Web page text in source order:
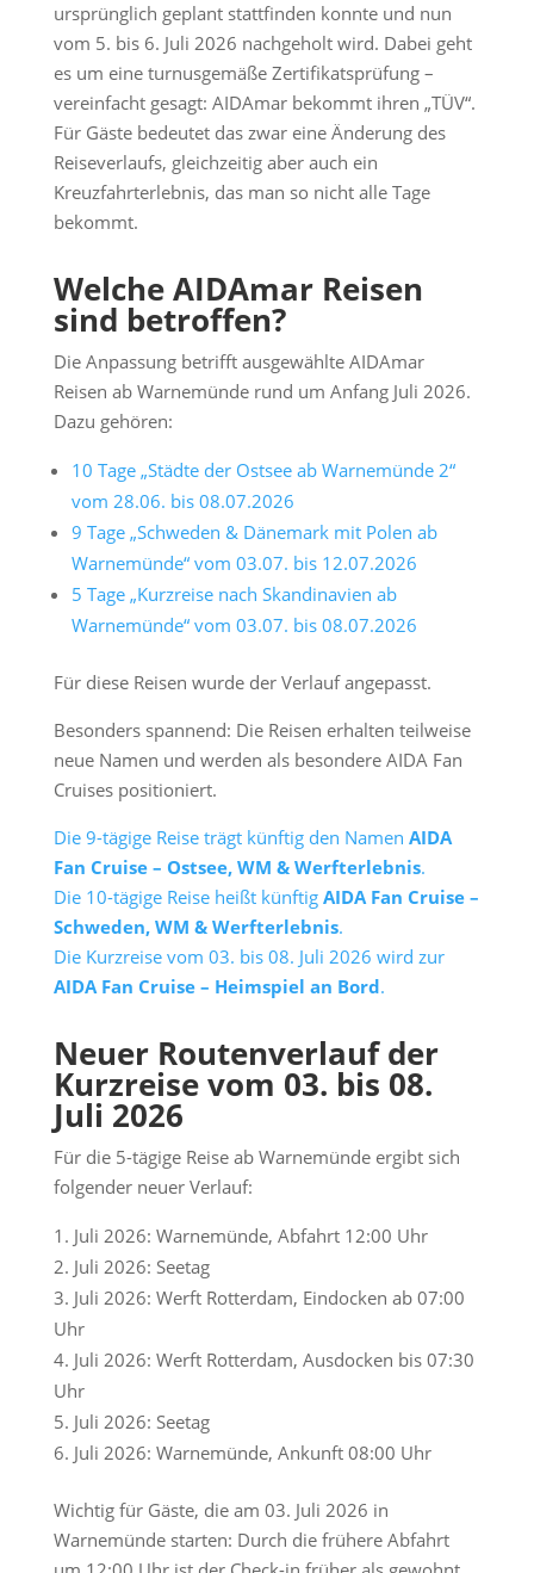
ursprünglich geplant stattfinden konnte und nun
vom 5. bis 6. Juli 2026 nachgeholt wird. Dabei geht
es um eine turnusgemäße Zertifikatsprüfung –
vereinfacht gesagt: AIDAmar bekommt ihren „TÜV“.
Für Gäste bedeutet das zwar eine Änderung des
Reiseverlaufs, gleichzeitig aber auch ein
Kreuzfahrterlebnis, das man so nicht alle Tage
bekommt.
Welche AIDAmar Reisen
sind betroffen?
Die Anpassung betrifft ausgewählte AIDAmar
Reisen ab Warnemünde rund um Anfang Juli 2026.
Dazu gehören:
10 Tage „Städte der Ostsee ab Warnemünde 2“
vom 28.06. bis 08.07.2026
9 Tage „Schweden & Dänemark mit Polen ab
Warnemünde“ vom 03.07. bis 12.07.2026
5 Tage „Kurzreise nach Skandinavien ab
Warnemünde“ vom 03.07. bis 08.07.2026
Für diese Reisen wurde der Verlauf angepasst.
Besonders spannend: Die Reisen erhalten teilweise
neue Namen und werden als besondere AIDA Fan
Cruises positioniert.
Die 9-tägige Reise trägt künftig den Namen AIDA
Fan Cruise – Ostsee, WM & Werfterlebnis.
Die 10-tägige Reise heißt künftig AIDA Fan Cruise –
Schweden, WM & Werfterlebnis.
Die Kurzreise vom 03. bis 08. Juli 2026 wird zur
AIDA Fan Cruise – Heimspiel an Bord.
Neuer Routenverlauf der
Kurzreise vom 03. bis 08.
Juli 2026
Für die 5-tägige Reise ab Warnemünde ergibt sich
folgender neuer Verlauf:
Juli 2026: Warnemünde, Abfahrt 12:00 Uhr
Juli 2026: Seetag
Juli 2026: Werft Rotterdam, Eindocken ab 07:00
Uhr
Juli 2026: Werft Rotterdam, Ausdocken bis 07:30
Uhr
Juli 2026: Seetag
Juli 2026: Warnemünde, Ankunft 08:00 Uhr
Wichtig für Gäste, die am 03. Juli 2026 in
Warnemünde starten: Durch die frühere Abfahrt